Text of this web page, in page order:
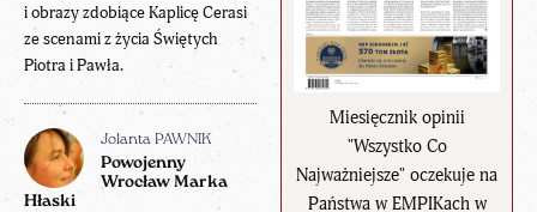
Miesięcznik opinii
"Wszystko Co
Najważniejsze" oczekuje na
Państwa w EMPIKach w
i obrazy zdobiące Kaplicę Cerasi
ze scenami z życia Świętych
Piotra i Pawła.
Jolanta PAWNIK
Powojenny
Wrocław Marka
Hłaski